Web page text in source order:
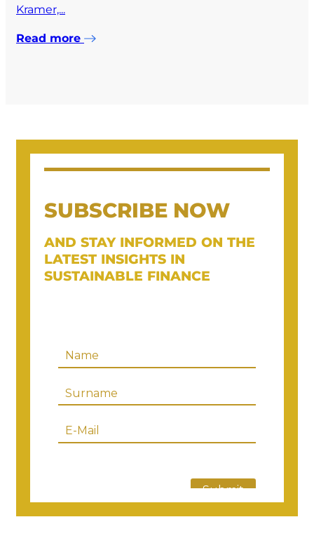
Kramer,...
Read more
SUBSCRIBE NOW
AND STAY INFORMED ON THE
LATEST INSIGHTS IN
SUSTAINABLE FINANCE